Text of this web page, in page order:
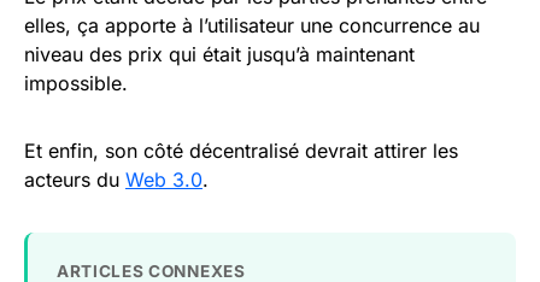
elles, ça apporte à l’utilisateur une concurrence au
niveau des prix qui était jusqu’à maintenant
impossible.
Et enfin, son côté décentralisé devrait attirer les
acteurs du Web 3.0.
ARTICLES CONNEXES